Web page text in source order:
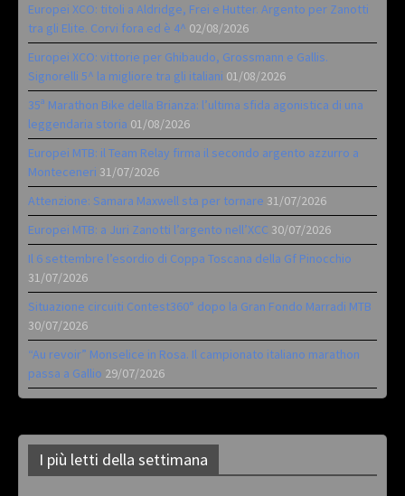
Europei XCO: titoli a Aldridge, Frei e Hutter. Argento per Zanotti
tra gli Elite. Corvi fora ed è 4^ 02/08/2026
Europei XCO: vittorie per Ghibaudo, Grossmann e Gallis.
Signorelli 5^ la migliore tra gli italiani 01/08/2026
35ª Marathon Bike della Brianza: l’ultima sfida agonistica di una
leggendaria storia 01/08/2026
Europei MTB: il Team Relay firma il secondo argento azzurro a
Monteceneri 31/07/2026
Attenzione: Samara Maxwell sta per tornare 31/07/2026
Europei MTB: a Juri Zanotti l’argento nell’XCC 30/07/2026
Il 6 settembre l’esordio di Coppa Toscana della Gf Pinocchio
31/07/2026
Situazione circuiti Contest360° dopo la Gran Fondo Marradi MTB
30/07/2026
“Au revoir” Monselice in Rosa. Il campionato italiano marathon
passa a Gallio 29/07/2026
I più letti della settimana